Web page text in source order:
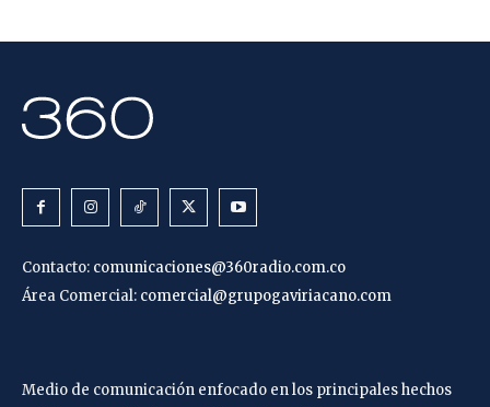
Contacto: comunicaciones@360radio.com.co
Área Comercial: comercial@grupogaviriacano.com
Medio de comunicación enfocado en los principales hechos